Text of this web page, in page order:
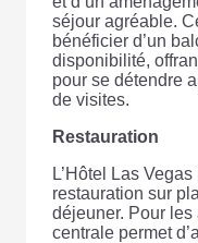
séjour agréable.
bénéficier d’un
disponibilité,
pour se détendre
de visites.
Restauration
L’Hôtel Las
restauration sur
déjeuner. Pour les
centrale permet